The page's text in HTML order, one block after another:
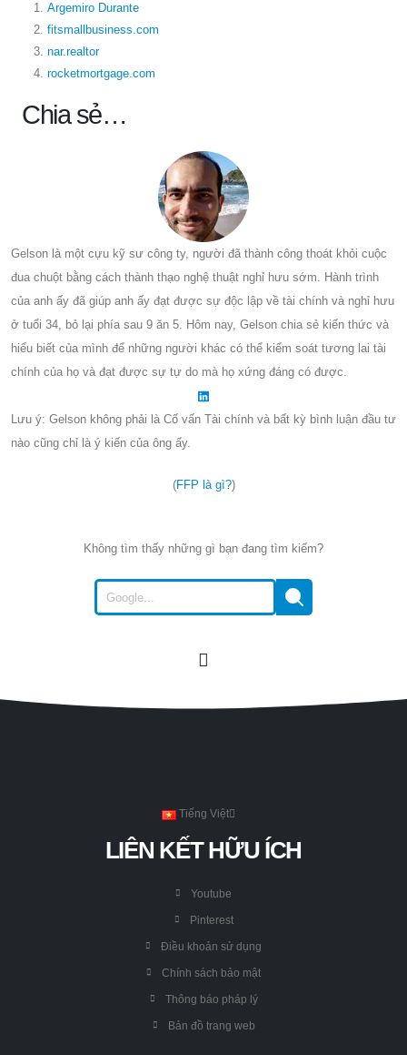
Argemiro Durante
fitsmallbusiness.com
nar.realtor
rocketmortgage.com
Chia sẻ…
Gelson là một cựu kỹ sư công ty, người đã thành công thoát khỏi cuộc
đua chuột bằng cách thành thạo nghệ thuật nghỉ hưu sớm. Hành trình
của anh ấy đã giúp anh ấy đạt được sự độc lập về tài chính và nghỉ hưu
ở tuổi 34, bỏ lại phía sau 9 ăn 5. Hôm nay, Gelson chia sẻ kiến thức và
hiểu biết của mình để những người khác có thể kiểm soát tương lai tài
chính của họ và đạt được sự tự do mà họ xứng đáng có được.
Lưu ý: Gelson không phải là Cố vấn Tài chính và bất kỳ bình luận đầu tư
nào cũng chỉ là ý kiến của ông ấy.
(FFP là gì?)
Không tìm thấy những gì bạn đang tìm kiếm?
Tiếng Việt
LIÊN KẾT HỮU ÍCH
Youtube
Pinterest
Điều khoản sử dụng
Chính sách bảo mật
Thông báo pháp lý
Bản đồ trang web